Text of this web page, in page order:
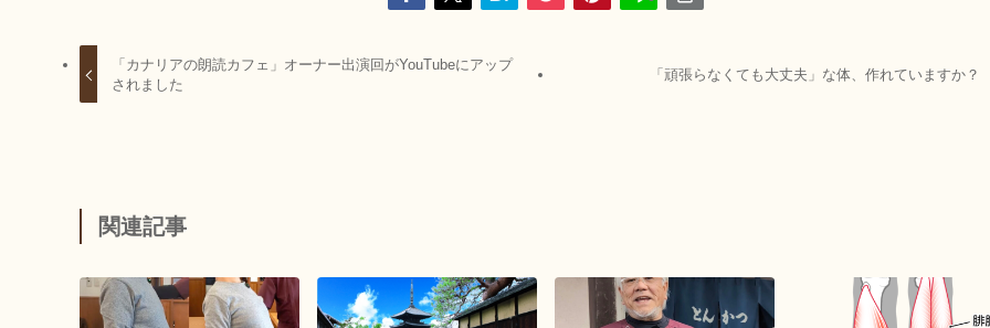
「カナリアの朗読カフェ」オーナー出演回がYouTubeにアップ
されました
「頑張らなくても大丈夫」な体、作れていますか？
関連記事